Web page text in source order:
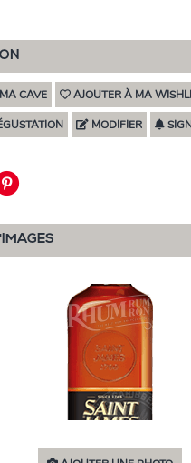
CAVE AJOUTER À MA
MODIFIER